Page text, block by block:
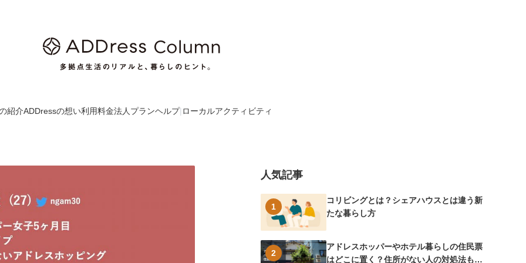
紹介ADDressの想い利用料金法人プランヘルプ| ローカルアクティビティ
人気記事
1
コリビングとは？シェアハウスとは違う新
たな暮らし方
2
アドレスホッパーやホテル暮らしの住民票
はどこに置く？住所がない人の対処法も紹